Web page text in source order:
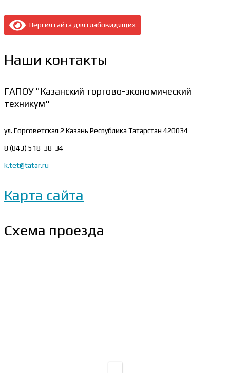
Версия сайта для слабовидящих
Наши контакты
ГАПОУ "Казанский торгово-экономический
техникум"
ул. Горсоветская 2 Казань Республика Татарстан 420034
8 (843) 518-38-34
k.tet@tatar.ru
Карта сайта
Схема проезда